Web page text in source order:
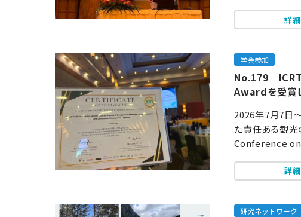
詳
学会参加
No.179
Awardを受賞
2026年7月7日
た責任ある観
Conference
詳
研究ネットワーク